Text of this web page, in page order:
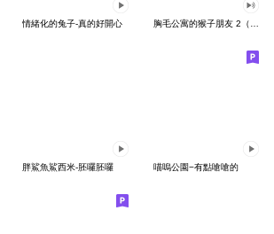
情緒化的兔子-真的好開心 胸毛公寓的猴子朋友 2（有聲動態）
胖鯊魚鯊西米-胚囉胚囉 喵嗚公園−有點嗆嗆的